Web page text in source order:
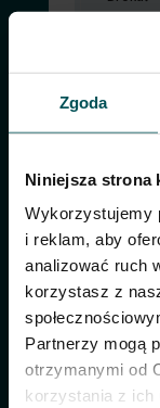
Zgoda
Niniejsza strona
Wykorzystujemy
i reklam, aby
analizować ruch
korzystasz z
Partnerzy mogą
otrzymanymi od
korzystania z ich
Miód
Czosnek
Pierożki
z